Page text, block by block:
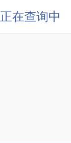
正在查询中